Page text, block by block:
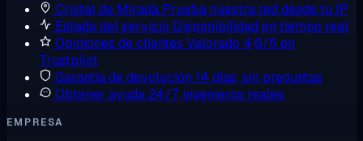
Cristal de Mirada Prueba nuestra red desde tu IP
Estado del servicio Disponibilidad en tiempo real
Opiniones de clientes Valorado 4,6/5 en
Trustpilot
Garantía de devolución 14 días, sin preguntas
Obtener ayuda 24/7, ingenieros reales
EMPRESA